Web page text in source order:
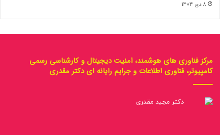
8 دی 1404
مرکز فناوری های هوشمند، امنیت دیجیتال و کارشناسی رسمی
کامپیوتر، فناوری اطلاعات و جرایم رایانه ای دکتر مقدری